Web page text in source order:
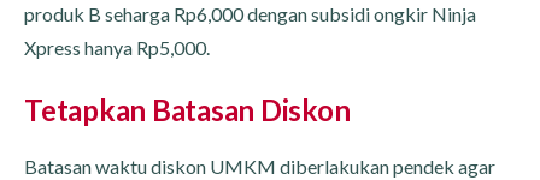
produk B seharga Rp6,000 dengan subsidi ongkir Ninja
Xpress hanya Rp5,000.
Tetapkan Batasan Diskon
Batasan waktu diskon UMKM diberlakukan pendek agar